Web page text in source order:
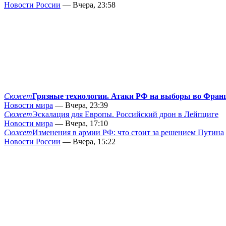
Новости России — Вчера, 23:58
СюжетГрязные технологии. Атаки РФ на выборы во
Новости мира — Вчера, 23:39
СюжетЭскалация для Европы. Российский дрон в Лейпциге
Новости мира — Вчера, 17:10
СюжетИзменения в армии РФ: что стоит за решением Путина
Новости России — Вчера, 15:22